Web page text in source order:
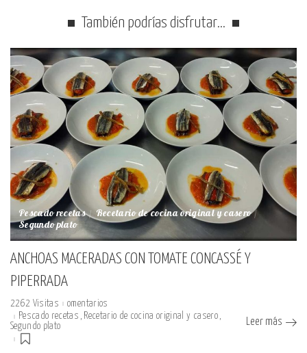
También podrías disfrutar…
Pescado recetas Recetario de cocina original y casero
Segundo plato
ANCHOAS MACERADAS CON TOMATE CONCASSÉ Y
PIPERRADA
2262 Visitas
omentarios
Pescado recetas
Recetario de cocina original y casero
Segundo plato
Leer más